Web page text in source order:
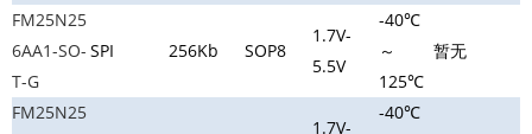
FM25N25
6AA1-SO-
T-G
SPI 256Kb SOP8
1.7V-
5.5V
-40℃
～
125℃
暂无
FM25N25
1.7V-
-40℃